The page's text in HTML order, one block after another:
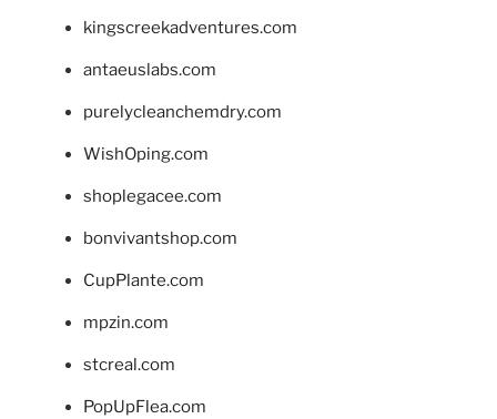
kingscreekadventures.com
antaeuslabs.com
purelycleanchemdry.com
WishOping.com
shoplegacee.com
bonvivantshop.com
CupPlante.com
mpzin.com
stcreal.com
PopUpFlea.com